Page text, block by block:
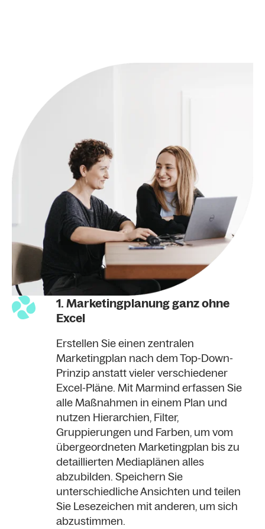
1. Marketingplanung ganz ohne
Excel
Erstellen Sie einen zentralen
Marketingplan nach dem Top-Down-
Prinzip anstatt vieler verschiedener
Excel-Pläne. Mit Marmind erfassen Sie
alle Maßnahmen in einem Plan und
nutzen Hierarchien, Filter,
Gruppierungen und Farben, um vom
übergeordneten Marketingplan bis zu
detaillierten Mediaplänen alles
abzubilden. Speichern Sie
unterschiedliche Ansichten und teilen
Sie Lesezeichen mit anderen, um sich
abzustimmen.